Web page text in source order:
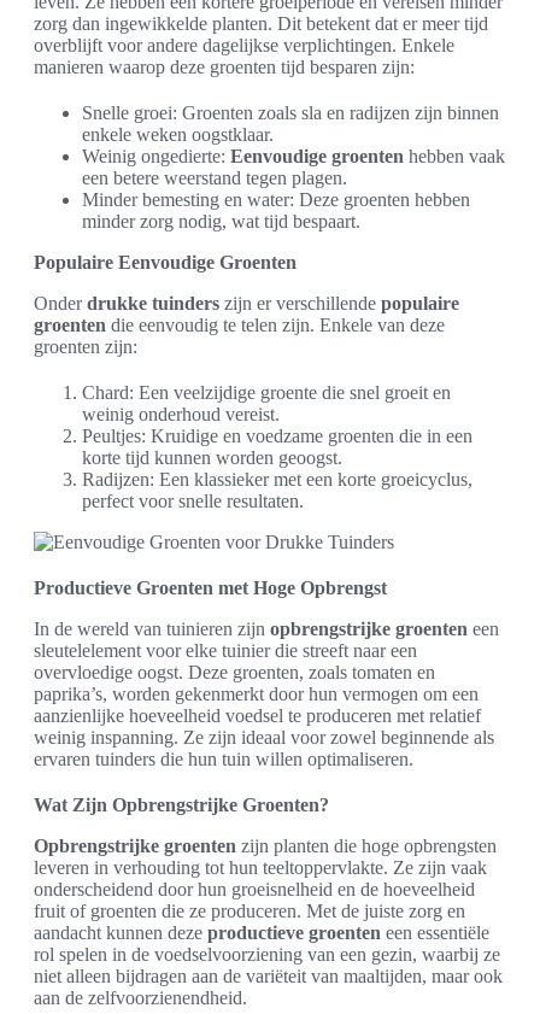
zorg dan ingewikkelde planten. Dit betekent dat er meer tijd
overblijft voor andere dagelijkse verplichtingen. Enkele
manieren waarop deze groenten tijd besparen zijn:
Snelle groei: Groenten zoals sla en radijzen zijn binnen
enkele weken oogstklaar.
Weinig ongedierte: Eenvoudige groenten hebben vaak
een betere weerstand tegen plagen.
Minder bemesting en water: Deze groenten hebben
minder zorg nodig, wat tijd bespaart.
Populaire Eenvoudige Groenten
Onderdrukke tuinders zijn er verschillende populaire
groenten die eenvoudig te telen zijn. Enkele van deze
groenten zijn:
Chard: Een veelzijdige groente die snel groeit en
weinig onderhoud vereist.
Peultjes: Kruidige en voedzame groenten die in een
korte tijd kunnen worden geoogst.
Radijzen: Een klassieker met een korte groeicyclus,
perfect voor snelle resultaten.
Productieve Groenten met Hoge Opbrengst
In de wereld van tuinieren zijn opbrengstrijke groenten een
sleutelelement voor elke tuinier die streeft naar een
overvloedige oogst. Deze groenten, zoals tomaten en
paprika’s, worden gekenmerkt door hun vermogen om een
aanzienlijke hoeveelheid voedsel te produceren met relatief
weinig inspanning. Ze zijn ideaal voor zowel beginnende als
ervaren tuinders die hun tuin willen optimaliseren.
Wat Zijn Opbrengstrijke Groenten?
Opbrengstrijke groenten zijn planten die hoge opbrengsten
leveren in verhouding tot hun teeltoppervlakte. Ze zijn vaak
onderscheidend door hun groeisnelheid en de hoeveelheid
fruit of groenten die ze produceren. Met de juiste zorg en
aandacht kunnen deze productieve groenten een essentiële
rol spelen in de voedselvoorziening van een gezin, waarbij ze
niet alleen bijdragen aan de variëteit van maaltijden, maar ook
aan de zelfvoorzienendheid.